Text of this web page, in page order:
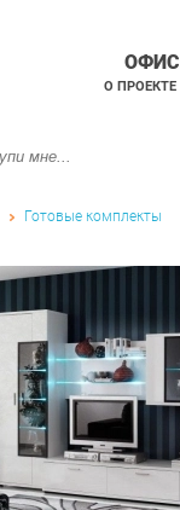
О ПРОЕКТЕ
Готовые комплекты